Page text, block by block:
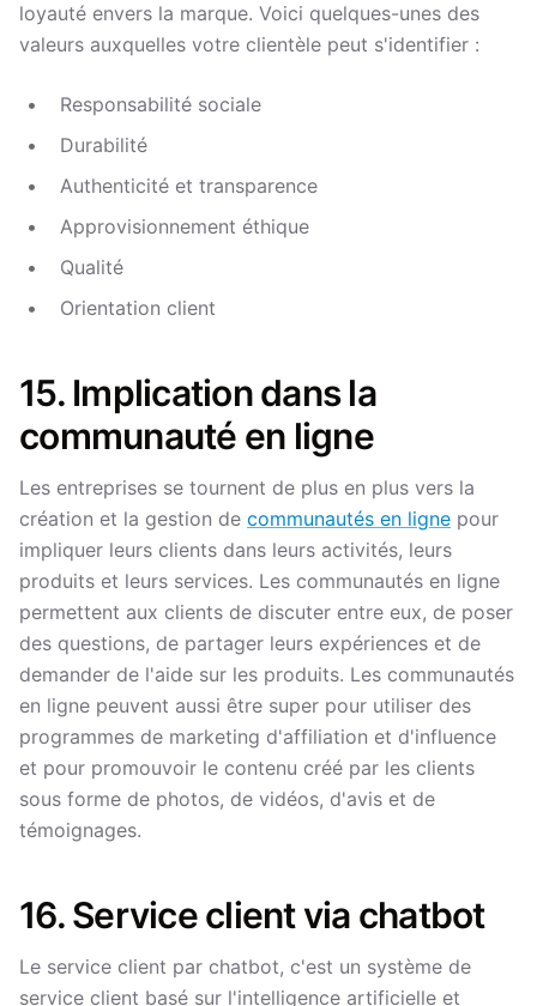
loyauté envers la marque. Voici quelques-unes des
valeurs auxquelles votre clientèle peut s'identifier :
Responsabilité sociale
Durabilité
Authenticité et transparence
Approvisionnement éthique
Qualité
Orientation client
15. Implication dans la
communauté en ligne
Les entreprises se tournent de plus en plus vers la
création et la gestion de communautés en ligne pour
impliquer leurs clients dans leurs activités, leurs
produits et leurs services. Les communautés en ligne
permettent aux clients de discuter entre eux, de poser
des questions, de partager leurs expériences et de
demander de l'aide sur les produits. Les communautés
en ligne peuvent aussi être super pour utiliser des
programmes de marketing d'affiliation et d'influence
et pour promouvoir le contenu créé par les clients
sous forme de photos, de vidéos, d'avis et de
témoignages.
16. Service client via chatbot
Le service client par chatbot, c'est un système de
service client basé sur l'intelligence artificielle et